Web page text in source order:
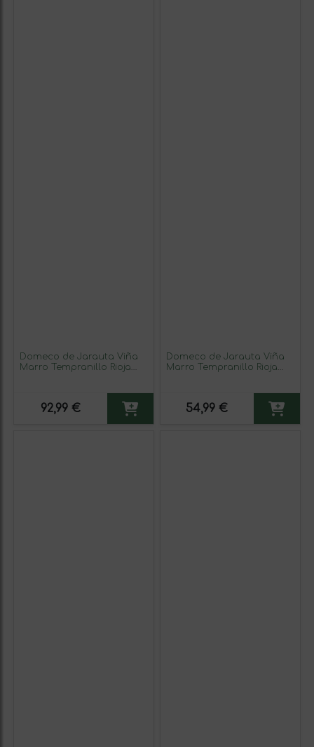
Domeco de Jarauta Viña
Marro Tempranillo Rioja
92,99 €
Domeco de Jarauta Viña
Marro Tempranillo Rioja
54,99 €